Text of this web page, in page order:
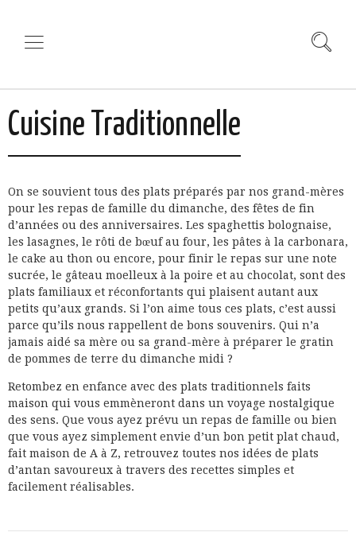
Cuisine Traditionnelle
On se souvient tous des plats préparés par nos grand-mères
pour les repas de famille du dimanche, des fêtes de fin
d’années ou des anniversaires. Les spaghettis bolognaise,
les lasagnes, le rôti de bœuf au four, les pâtes à la carbonara,
le cake au thon ou encore, pour finir le repas sur une note
sucrée, le gâteau moelleux à la poire et au chocolat, sont des
plats familiaux et réconfortants qui plaisent autant aux
petits qu’aux grands. Si l’on aime tous ces plats, c’est aussi
parce qu’ils nous rappellent de bons souvenirs. Qui n’a
jamais aidé sa mère ou sa grand-mère à préparer le gratin
de pommes de terre du dimanche midi ?
Retombez en enfance avec des plats traditionnels faits
maison qui vous emmèneront dans un voyage nostalgique
des sens. Que vous ayez prévu un repas de famille ou bien
que vous ayez simplement envie d’un bon petit plat chaud,
fait maison de A à Z, retrouvez toutes nos idées de plats
d’antan savoureux à travers des recettes simples et
facilement réalisables.